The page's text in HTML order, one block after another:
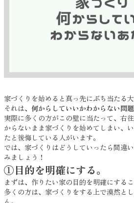
家づくりを始めると真っ先にぶち当たる
それは、 何からしていいかわからない問題
実際に多くの方がこの壁に当たって、右
からないまま家づくりを始めてしまい、
たと後悔している人がいます。
では、家づくりはどうしていったら間違
みましょう！
①目的を明確にする。
まずは、作りたい家の目的を明確にするこ
多くの方は、家づくりをする上で漠然と